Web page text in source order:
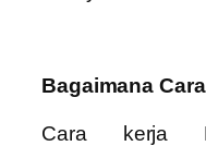
Bagaimana
Cara kerja